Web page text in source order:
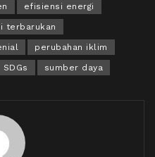
efisiensi energi
terbarukan
perubahan iklim
SDGs sumber daya